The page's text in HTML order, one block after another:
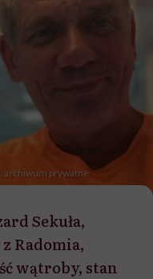
archiwum prywatne
Sekuła,
Radomia,
wątroby, stan